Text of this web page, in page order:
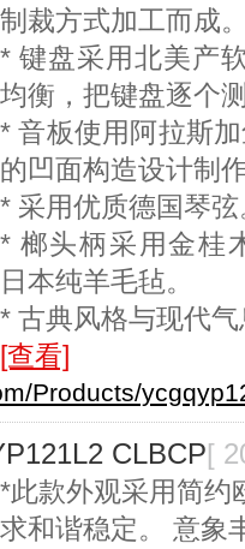
制裁方式加工而成
* 键盘采用北美产
均衡，把键盘逐个
* 音板使用阿拉斯
的凹面构造设计制
* 采用优质德国琴弦
* 榔头柄采用金桂
日本纯羊毛毡。
* 古典风格与现代
[查看]
Products/
CLBCP[
*此款外观采用简约
求和谐稳定。 意象